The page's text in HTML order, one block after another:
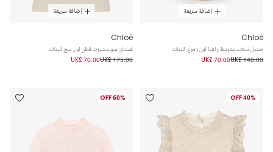
إضافة سريعة
Chloé
صندل سلايد بشريط رافيا لون زهري للبنات
UK£ 140.00
UK£ 70.00
إضافة سريعة
Chloé
فستان سويتشيرت قطن لون بيج للبنات
UK£ 175.00
UK£ 70.00
40% OFF
60% OFF